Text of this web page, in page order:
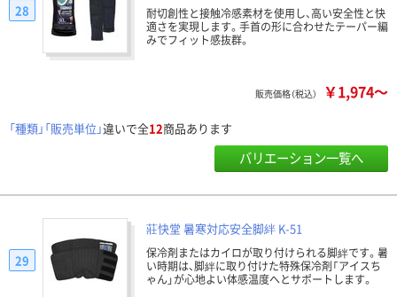
耐切創性と接触冷感素材を使用し、高い安全性と快
適さを実現します。手首の形に合わせたテーパー編
みでフィット感抜群。
28
販売価格（税込） ￥1,974～
「種類」「販売単位」違いで全12商品あります
バリエーション一覧へ
莊快堂 暑寒対応安全脚絆 K-51
保冷剤またはカイロが取り付けられる脚絆です。暑
い時期は、脚絆に取り付けた特殊保冷剤「アイスち
ゃん」が心地よい体感温度へとサポートします。
29